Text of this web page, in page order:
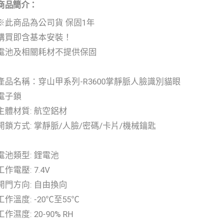
品簡介：
商品為公司貨 保固1年
買即含基本安裝！
池及相關耗材不提供保固
品名稱：穿山甲系列-R3600掌靜脈人臉識別貓眼
子鎖
體材質: 航空鋁材
鎖方式: 掌靜脈/人臉/密碼/卡片/機械鑰匙
池類型: 鋰電池
作電壓: 7.4V
門方向: 自由換向
作溫度: -20℃至55℃
作濕度: 20-90% RH